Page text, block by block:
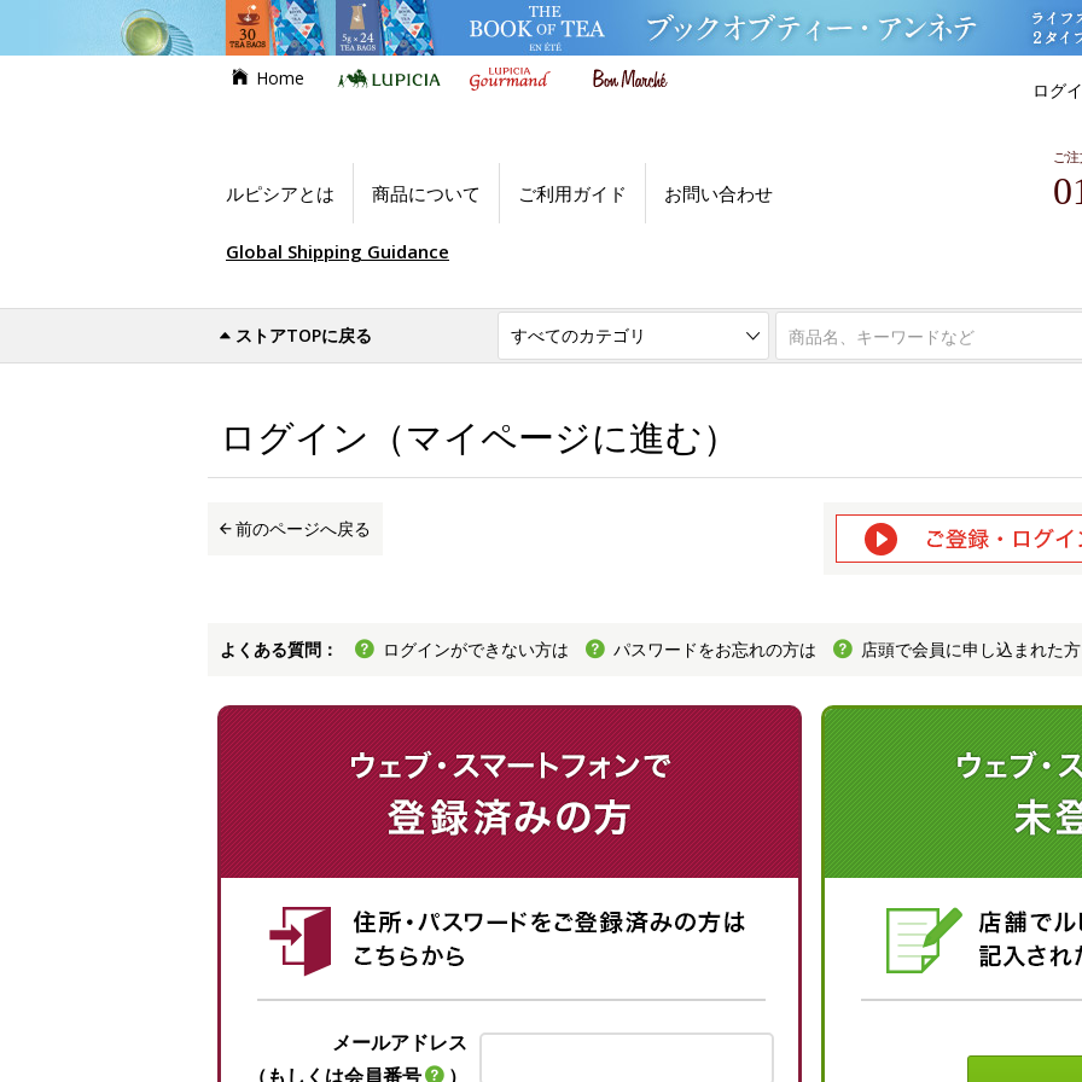
Home
ログ
ルピシアとは 商品について ご利用ガイド お問い合わせ
ご
Global Shipping Guidance
ストアTOPに戻る
世界のお茶専門店ルピシア ログイン（マイページに進む）
ログイン（マイページに進む）
前のページへ戻る
よくある質問： ログインができない方は パスワードをお忘れの方は 店頭で会員に申し込まれた
メールアドレス
（もしくは会員番号
）